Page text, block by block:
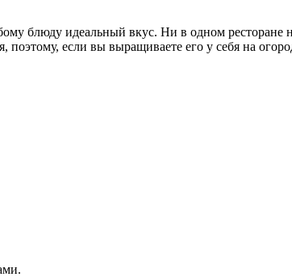
блюду идеальный вкус. Ни в одном
если вы выращиваете его у себя на